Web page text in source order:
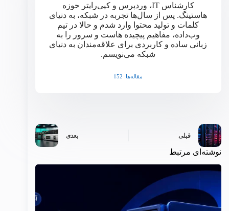
کارشناس IT، وردپرس و کپی‌رایتر حوزه
هاستینگ. پس از سال‌ها تجربه در شبکه، به دنیای
کلمات و تولید محتوا وارد شدم و حالا در تیم
وب‌داده، مفاهیم پیچیده هاست و سرور را به
زبانی ساده و کاربردی برای علاقه‌مندان به دنیای
شبکه می‌نویسم.
مقاله‌ها: 152
قبلی بعدی
نوشته‌ای مرتبط